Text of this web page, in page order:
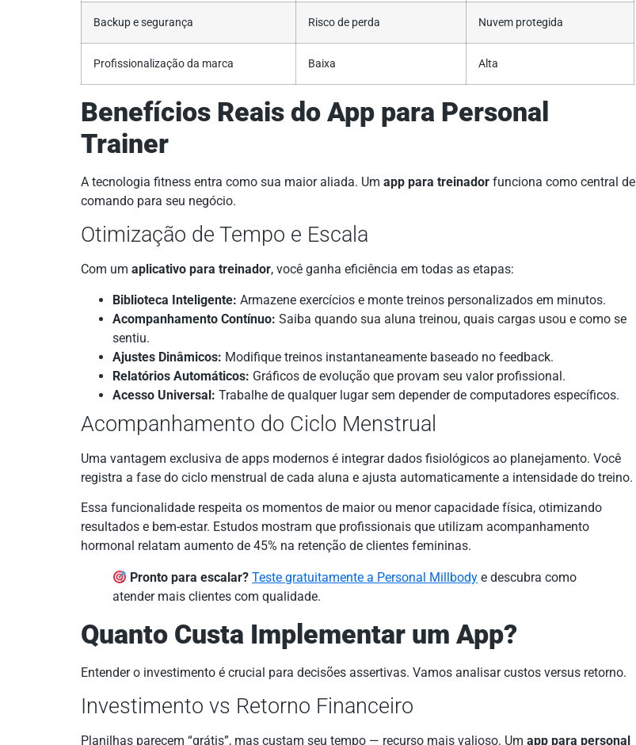
Backup e segurança Risco de perda Nuvem protegida
Profissionalização da marca Baixa Alta
Benefícios Reais do App para Personal
Trainer
A tecnologia fitness entra como sua maior aliada. Um app para treinador funciona como central de
comando para seu negócio.
Otimização de Tempo e Escala
Com um aplicativo para treinador, você ganha eficiência em todas as etapas:
Biblioteca Inteligente: Armazene exercícios e monte treinos personalizados em minutos.
Acompanhamento Contínuo: Saiba quando sua aluna treinou, quais cargas usou e como se
sentiu.
Ajustes Dinâmicos: Modifique treinos instantaneamente baseado no feedback.
Relatórios Automáticos: Gráficos de evolução que provam seu valor profissional.
Acesso Universal: Trabalhe de qualquer lugar sem depender de computadores específicos.
Acompanhamento do Ciclo Menstrual
Uma vantagem exclusiva de apps modernos é integrar dados fisiológicos ao planejamento. Você
registra a fase do ciclo menstrual de cada aluna e ajusta automaticamente a intensidade do treino.
Essa funcionalidade respeita os momentos de maior ou menor capacidade física, otimizando
resultados e bem-estar. Estudos mostram que profissionais que utilizam acompanhamento
hormonal relatam aumento de 45% na retenção de clientes femininas.
Pronto para escalar? Teste gratuitamente a Personal Millbody e descubra como
atender mais clientes com qualidade.
Quanto Custa Implementar um App?
Entender o investimento é crucial para decisões assertivas. Vamos analisar custos versus retorno.
Investimento vs Retorno Financeiro
Planilhas parecem “grátis”, mas custam seu tempo — recurso mais valioso. Um app para personal